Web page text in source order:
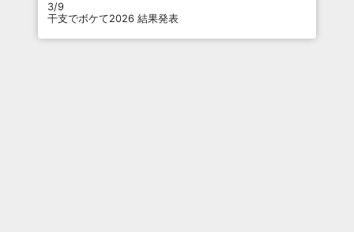
3/9
干支でボケて2026 結果発表